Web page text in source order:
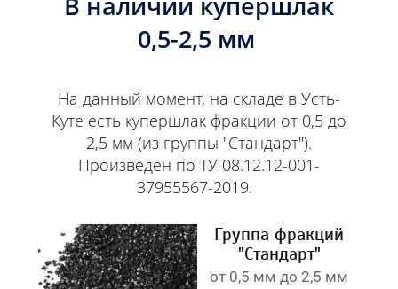
0,5-2,5 мм
На данный момент, на складе в Усть-
Куте есть купершлак фракции от 0,5 до
2,5 мм (из группы "Стандарт").
Произведен по ТУ 08.12.12-001-
37955567-2019.
Группа фракций
"Стандарт"
от 0,5 мм до 2,5 мм